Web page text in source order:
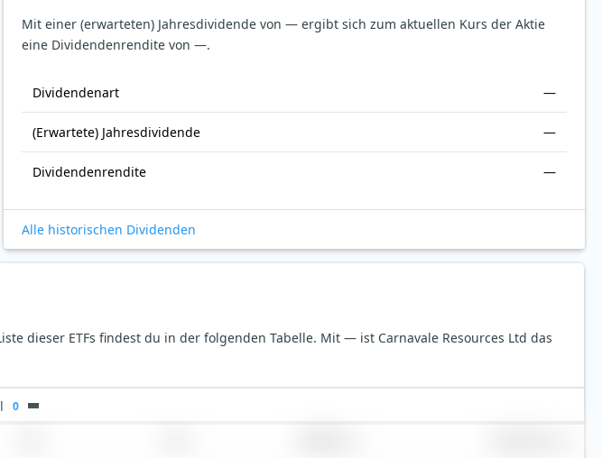
Mit einer (erwarteten) Jahresdividende von — ergibt sich zum aktuellen Kurs der Aktie
eine Dividendenrendite von —.
Dividendenart —
(Erwartete) Jahresdividende —
Dividendenrendite —
Alle historischen Dividenden
dieser ETFs findest du in der folgenden Tabelle. Mit — ist Carnavale Resources Ltd das
0